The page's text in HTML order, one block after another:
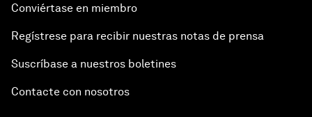
Conviértase en miembro
Regístrese para recibir nuestras notas de prensa
Suscríbase a nuestros boletines
Contacte con nosotros